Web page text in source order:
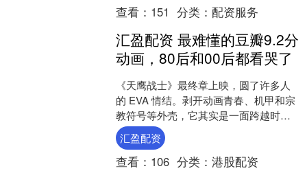
查看： 151 分类： 配资服务
汇盈配资 最难懂的豆瓣9.2分
动画，80后和00后都看哭了
《天鹰战士》最终章上映，圆了许多人
的 EVA 情结。剥开动画青春、机甲和宗
教符号等外壳，它其实是一面跨越时代
的镜子，持续映照着当代人的彷徨与孤
独。 作者 | 张....
汇盈配资
查看： 106 分类： 港股配资